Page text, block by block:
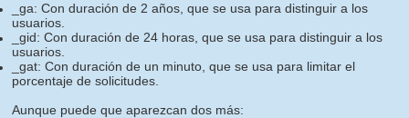
_ga: Con duración de 2 años, que se usa para distinguir a los
usuarios.
_gid: Con duración de 24 horas, que se usa para distinguir a los
usuarios.
_gat: Con duración de un minuto, que se usa para limitar el
porcentaje de solicitudes.
Aunque puede que aparezcan dos más: